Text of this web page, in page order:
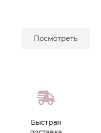
Посмотреть
Быстрая